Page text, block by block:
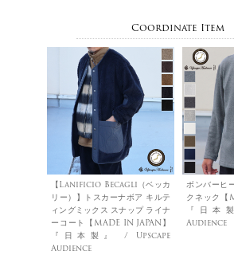
Coordinate Item
【Lanificio Becagli（ベッカ
リー）】トスカーナボア キルテ
ィングミックス スナップ ライナ
ーコート【MADE IN JAPAN】
『日本製』 / Upscape
Audience
ボンバーヒ
クネック【
『日本
Audience